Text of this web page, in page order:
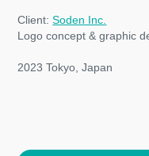
Client:Soden Inc.
Logo concept & graphic
2023 Tokyo, Japan